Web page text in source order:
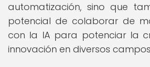
automatización, sino que
potencial de colaborar de
con la IA para potenciar la
innovación en diversos